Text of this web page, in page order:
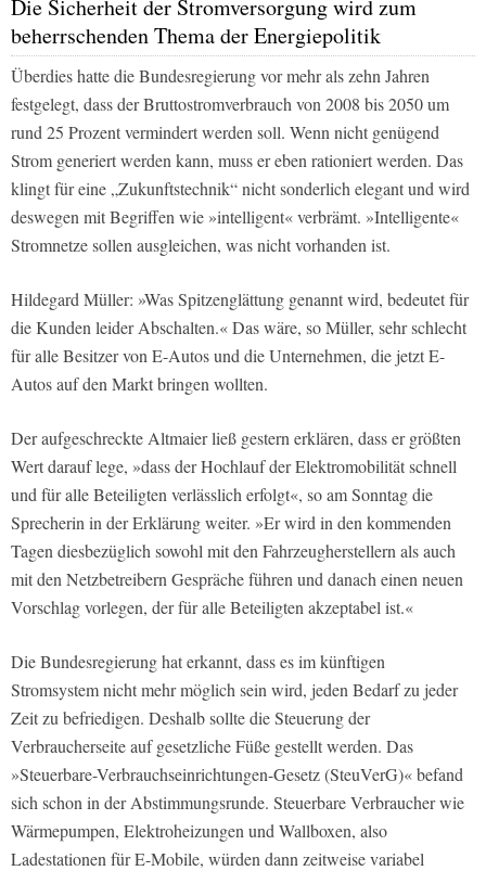
Die Sicherheit der Stromversorgung wird zum
beherrschenden Thema der Energiepolitik
Überdies hatte die Bundesregierung vor mehr als zehn Jahren
festgelegt, dass der Bruttostromverbrauch von 2008 bis 2050 um
rund 25 Prozent vermindert werden soll. Wenn nicht genügend
Strom generiert werden kann, muss er eben rationiert werden. Das
klingt für eine „Zukunftstechnik“ nicht sonderlich elegant und wird
deswegen mit Begriffen wie »intelligent« verbrämt. »Intelligente«
Stromnetze sollen ausgleichen, was nicht vorhanden ist.
Hildegard Müller: »Was Spitzenglättung genannt wird, bedeutet für
die Kunden leider Abschalten.« Das wäre, so Müller, sehr schlecht
für alle Besitzer von E-Autos und die Unternehmen, die jetzt E-
Autos auf den Markt bringen wollten.
Der aufgeschreckte Altmaier ließ gestern erklären, dass er größten
Wert darauf lege, »dass der Hochlauf der Elektromobilität schnell
und für alle Beteiligten verlässlich erfolgt«, so am Sonntag die
Sprecherin in der Erklärung weiter. »Er wird in den kommenden
Tagen diesbezüglich sowohl mit den Fahrzeugherstellern als auch
mit den Netzbetreibern Gespräche führen und danach einen neuen
Vorschlag vorlegen, der für alle Beteiligten akzeptabel ist.«
Die Bundesregierung hat erkannt, dass es im künftigen
Stromsystem nicht mehr möglich sein wird, jeden Bedarf zu jeder
Zeit zu befriedigen. Deshalb sollte die Steuerung der
Verbraucherseite auf gesetzliche Füße gestellt werden. Das
»Steuerbare-Verbrauchseinrichtungen-Gesetz (SteuVerG)« befand
sich schon in der Abstimmungsrunde. Steuerbare Verbraucher wie
Wärmepumpen, Elektroheizungen und Wallboxen, also
Ladestationen für E-Mobile, würden dann zeitweise variabel